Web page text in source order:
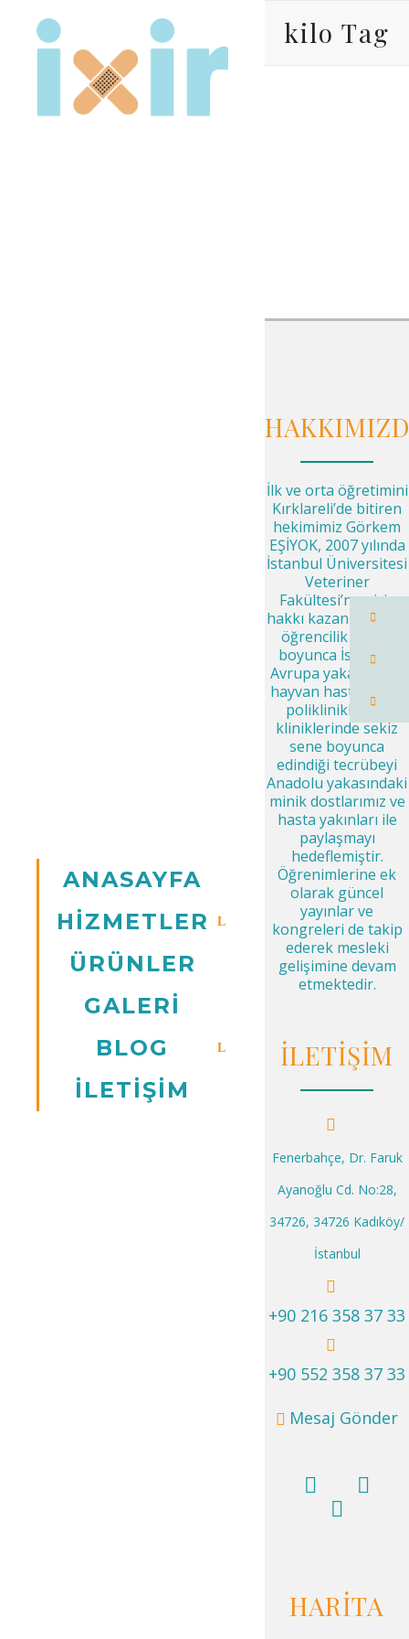
ANASAYFA
HİZMETLER
ÜRÜNLER
GALERİ
BLOG
İLETİŞİM
kilo Tag
İlk ve orta öğretimini
Kırklareli’de bitiren
hekimimiz Görkem
EŞİYOK, 2007 yılında
İstanbul Üniversitesi
Veteriner
Fakültesi’ne giriş
hakkı kazanmış olup
öğrencilik hayatı
boyunca İstanbul
Avrupa yakasındaki
hayvan hastaneleri,
poliklinikleri ve
kliniklerinde sekiz
sene boyunca
edindiği tecrübeyi
Anadolu yakasındaki
minik dostlarımız ve
hasta yakınları ile
paylaşmayı
hedeflemiştir.
Öğrenimlerine ek
olarak güncel
yayınlar ve
kongreleri de takip
ederek mesleki
gelişimine devam
etmektedir.
İLETİŞİM
Fenerbahçe, Dr. Faruk
Ayanoğlu Cd. No:28,
34726, 34726 Kadıköy/
İstanbul
+90 216 358 37 33
+90 552 358 37 33
Mesaj Gönder
HARİTA